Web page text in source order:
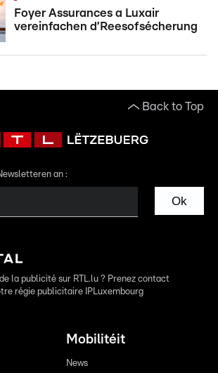
Foyer Assurances a Luxair
vereinfachen d’Reesofsécherung
Back to Top
an :
Ok
la publicité sur RTL.lu ? Prenez contact
régie publicitaire IPLuxembourg
Mobilitéit
News